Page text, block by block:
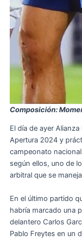
Composición:
El día de ayer
Apertura 2024 y
campeonato
según ellos, uno de
arbitral que se
En el último partido
habría marcado una
delantero Carlos
Pablo Freytes en un